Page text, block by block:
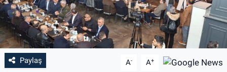
Paylaş A- A+
Ekonomi
Yaşam
Çevre